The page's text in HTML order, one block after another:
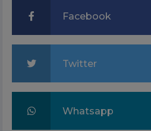
Facebook
Twitter
Whatsapp